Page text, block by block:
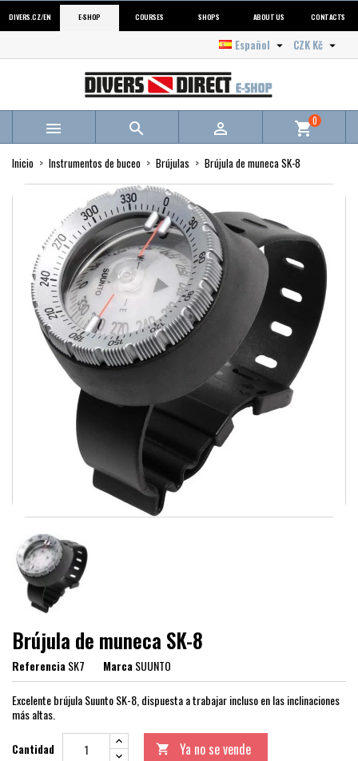
DIVERS.CZ/EN E-SHOP COURSES SHOPS ABOUT US CONTACTS
CZK Kč 
Español 
   shopping_cart0
Inicio Instrumentos de buceo Brújulas Brújula de muneca SK-8
Brújula de muneca SK-8
ReferenciaSK7 MarcaSUUNTO
Excelente brújula Suunto SK-8, dispuesta a trabajar incluso en las inclinaciones
más altas.
Cantidad  Ya no se vende